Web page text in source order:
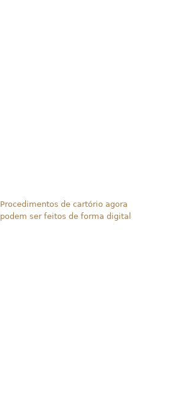
Procedimentos de cartório agora
podem ser feitos de forma digital